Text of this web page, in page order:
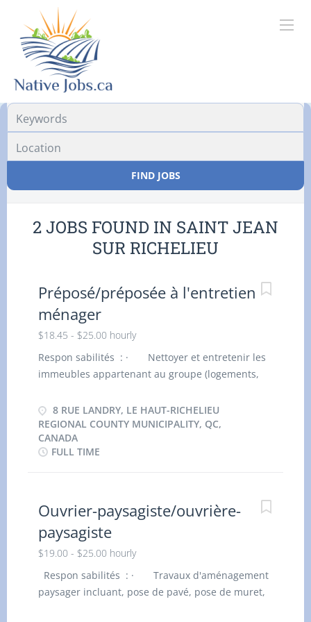
FIND JOBS
2 JOBS FOUND IN SAINT JEAN
SUR RICHELIEU
Préposé/préposée à l'entretien
ménager
$18.45 - $25.00 hourly
Respon sabilités : · Nettoyer et entretenir les
immeubles appartenant au groupe (logements,
Effectuer le dépoussiérage, le lavage des
planchers, des murs, des vitres et des surfaces
après des travaux de construction ou de
rénovation légère. · Ramasser et disposer
etc.). · Nettoyer les entrées, cages d’escalier,
garages, corridors et espaces extérieurs après le
passage des équipes de chantier. · Entretenir
les aires communes afin d’assurer la conformité
et la sécurité des lieux avant livraison. ·
Effectuer le nettoyage des équipements et
8 RUE LANDRY, LE HAUT-RICHELIEU
REGIONAL COUNTY MUNICIPALITY, QC,
CANADA
FULL TIME
Ouvrier-paysagiste/ouvrière-
paysagiste
$19.00 - $25.00 hourly
Respon sabilités : · Travaux d'aménagement
paysager incluant, pose de pavé, pose de muret,